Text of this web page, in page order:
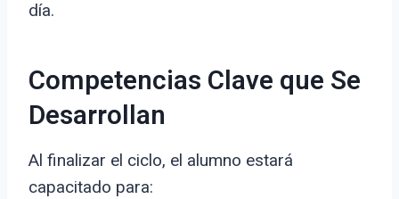
día.
Competencias Clave que Se
Desarrollan
Al finalizar el ciclo, el alumno estará
capacitado para: